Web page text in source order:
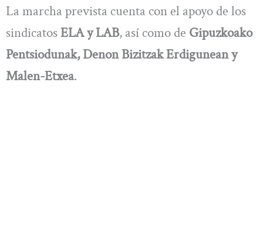
La marcha prevista cuenta con el apoyo de los
sindicatosELA y LAB, así como de Gipuzkoako
Pentsiodunak, Denon Bizitzak Erdigunean y
Malen-Etxea.